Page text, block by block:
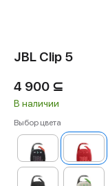
JBL Clip 5
4 900 ⊆
В наличии
Выбор цвета